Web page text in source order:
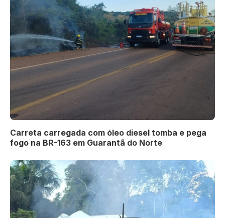
Carreta carregada com óleo diesel tomba e pega
fogo na BR-163 em Guarantã do Norte